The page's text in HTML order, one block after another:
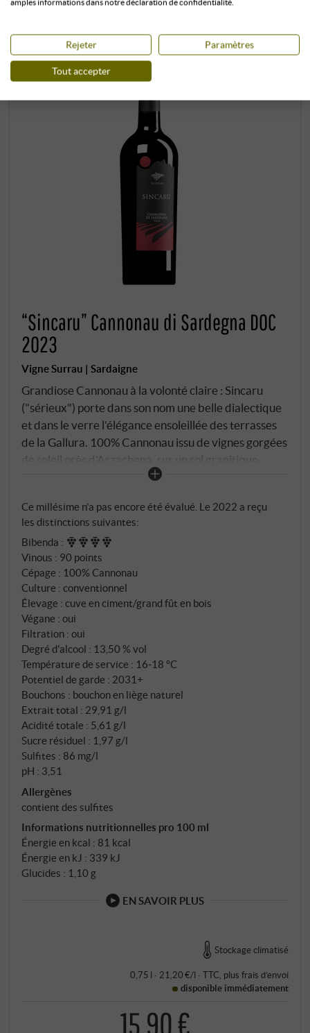
“Sincaru” Cannonau di Sardegna DOC
2023
Vigne Surrau | Sardaigne
Grandiose Cannonau à la volonté claire : Sincaru
("sérieux") porte dans son nom une belle dialectique
et dans le verre l'élégance ensoleillée des terrasses
de la Gallura. 100% Cannonau issu de vignes gorgées
de soleil près d'Arzachena, sur un sol granitique
calcaire et sablonneux, une profondeur minérale
assure une fraîcheur vivante et une typicité
variétale.
Ce millésime n’a pas encore été évalué. Le 2022 a reçu
les distinctions suivantes:
Bibenda :
Vinous : 90 points
Cépage : 100% Cannonau
Culture : conventionnel
Élevage : cuve en ciment/grand fût en bois
Végane : oui
Filtration : oui
Degré d'alcool : 13,50 % vol
Température de service : 16‑18 °C
Potentiel de garde : 2031+
Bouchons : bouchon en liège naturel
Extrait total : 29,91 g/l
Acidité totale : 5,61 g/l
Sucre résiduel : 1,97 g/l
Sulfites : 86 mg/l
pH : 3,51
Allergènes
contient des sulfites
Informations nutritionnelles pro 100 ml
Énergie en kcal : 81 kcal
Énergie en kJ : 339 kJ
Glucides : 1,10 g
EN SAVOIR PLUS
Stockage climatisé
0,75 l · 21,20 €/l · TTC, plus frais d’envoi
disponible immédiatement
15,90 €
amples informations dans notre déclaration de confidentialité.
Rejeter Paramètres
Tout accepter